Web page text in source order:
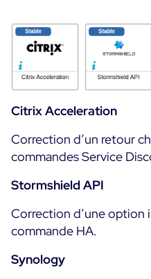
Citrix Acceleration
Correction d’un retour
commandes Service
Stormshield API
Correction d’une option
commande HA.
Synology